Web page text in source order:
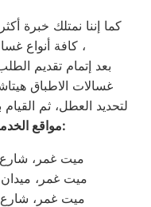
كافة أنواع غسالات الأطباق هيتاشي ميت غمر ،
بعد إتمام تقديم
غسالات الاطباق
لتحديد العطل، ثم
مواقع الخدمة – ميت غمر، الدقهلية:
ميت غمر، شارع
ميت غمر، ميدان
ميت غمر، شارع